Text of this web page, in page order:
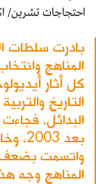
احتجاجات تشرين/
المناهج
كل أثار
التاريخ
البدائل،
بعد
واتسمت بضعف
المناهج وجه